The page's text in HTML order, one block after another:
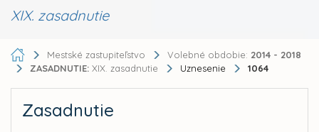
XIX. zasadnutie
Mestské zastupiteľstvo Volebné obdobie: 2014 - 2018
ZASADNUTIE: XIX. zasadnutie Uznesenie 1064
Zasadnutie